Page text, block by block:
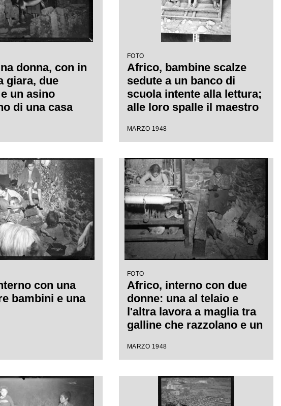
donna, con in
giara, due
un asino
di una casa
FOTO
Africo, bambine scalze
sedute a un banco di
scuola intente alla lettura;
alle loro spalle il maestro
MARZO 1948
con una
bambini e una
FOTO
Africo, interno con due
donne: una al telaio e
l'altra lavora a maglia tra
galline che razzolano e un
MARZO 1948